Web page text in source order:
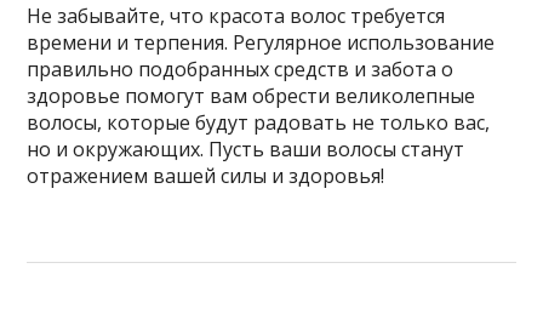
Не забывайте, что красота волос требуется
времени и терпения. Регулярное использование
правильно подобранных средств и забота о
здоровье помогут вам обрести великолепные
волосы, которые будут радовать не только вас,
но и окружающих. Пусть ваши волосы станут
отражением вашей силы и здоровья!